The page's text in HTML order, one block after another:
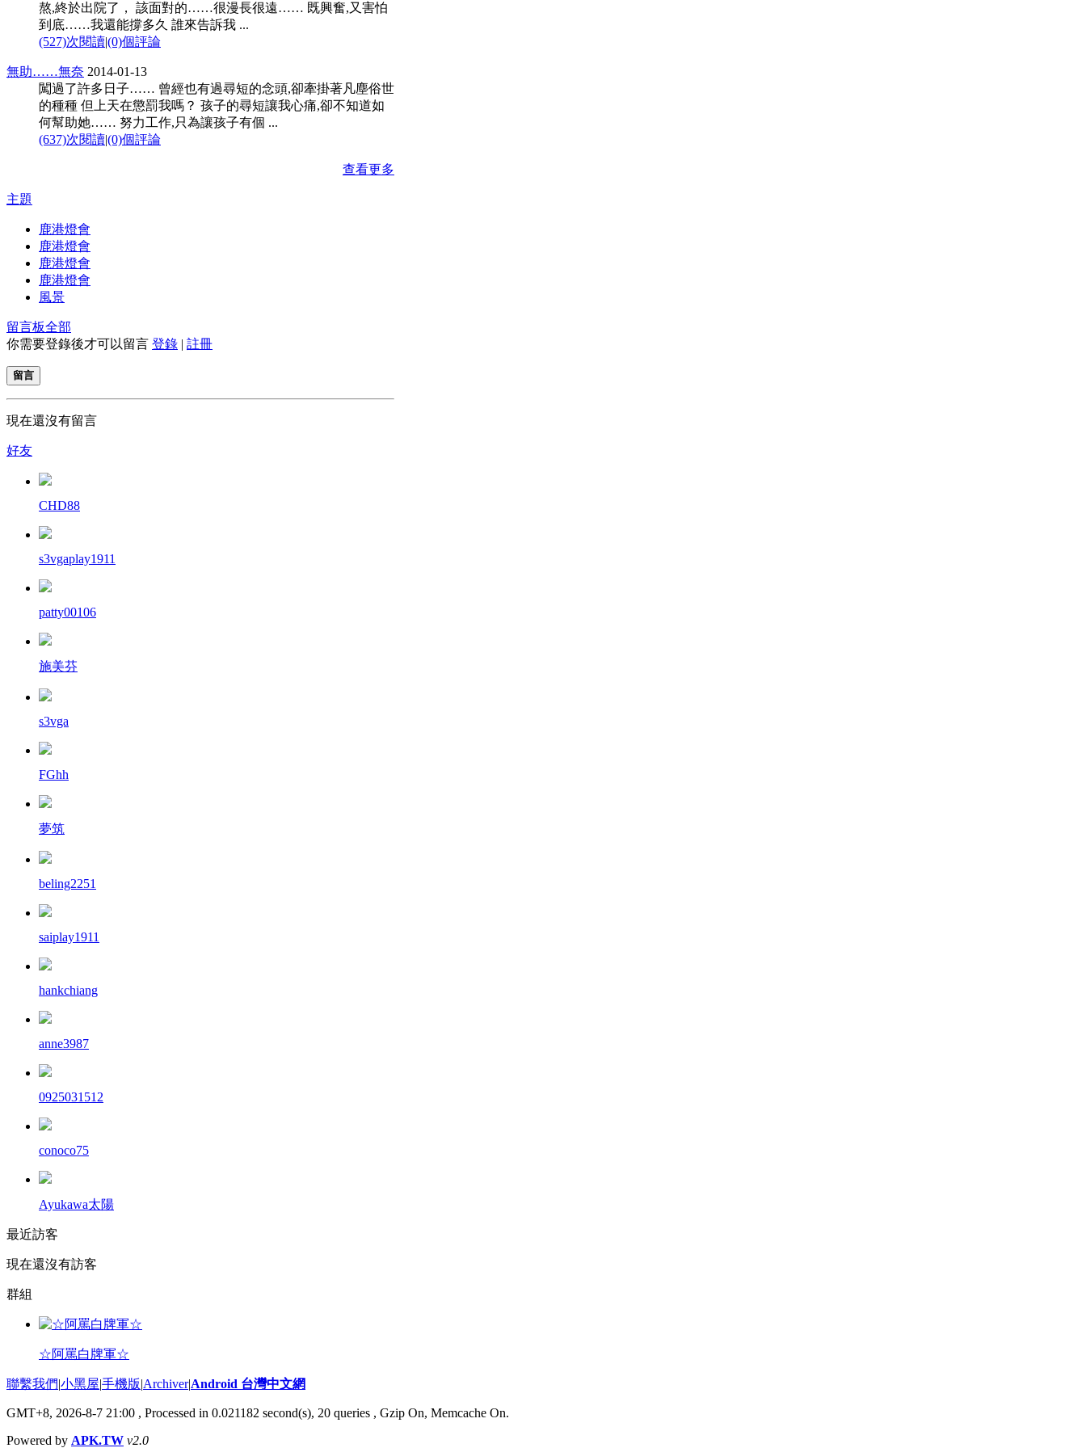
熬,終於出院了， 該面對的……很漫長很遠…… 既興奮,又害怕
到底……我還能撐多久 誰來告訴我 ...
(527)次閱讀|(0)個評論
無助……無奈 2014-01-13
闖過了許多日子…… 曾經也有過尋短的念頭,卻牽掛著凡塵俗世
的種種 但上天在懲罰我嗎？ 孩子的尋短讓我心痛,卻不知道如
何幫助她…… 努力工作,只為讓孩子有個 ...
(637)次閱讀|(0)個評論
查看更多
主題
鹿港燈會
鹿港燈會
鹿港燈會
鹿港燈會
風景
留言板全部
你需要登錄後才可以留言 登錄 | 註冊
留言
現在還沒有留言
好友
CHD88
s3vgaplay1911
patty00106
施美芬
s3vga
FGhh
夢筑
beling2251
saiplay1911
hankchiang
anne3987
0925031512
conoco75
Ayukawa太陽
最近訪客
現在還沒有訪客
群組
☆阿罵白牌軍☆
聯繫我們|小黑屋|手機版|Archiver|Android 台灣中文網
GMT+8, 2026-8-7 21:00 , Processed in 0.021182 second(s), 20 queries , Gzip On, Memcache On.
Powered by APK.TW v2.0